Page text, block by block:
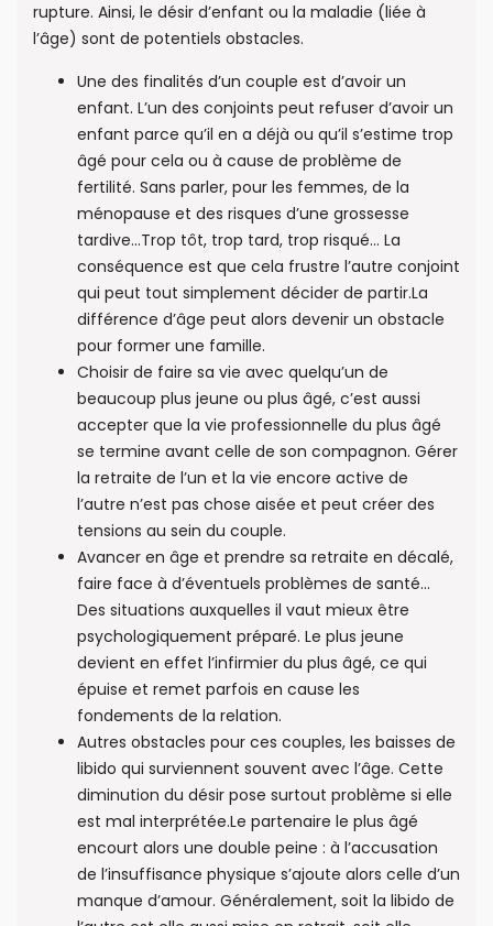
rupture. Ainsi, le désir d’enfant ou la maladie (liée à
l’âge) sont de potentiels obstacles.
Une des finalités d’un couple est d’avoir un
enfant. L’un des conjoints peut refuser d’avoir un
enfant parce qu’il en a déjà ou qu’il s’estime trop
âgé pour cela ou à cause de problème de
fertilité. Sans parler, pour les femmes, de la
ménopause et des risques d’une grossesse
tardive…Trop tôt, trop tard, trop risqué… La
conséquence est que cela frustre l’autre conjoint
qui peut tout simplement décider de partir.La
différence d’âge peut alors devenir un obstacle
pour former une famille.
Choisir de faire sa vie avec quelqu’un de
beaucoup plus jeune ou plus âgé, c’est aussi
accepter que la vie professionnelle du plus âgé
se termine avant celle de son compagnon. Gérer
la retraite de l’un et la vie encore active de
l’autre n’est pas chose aisée et peut créer des
tensions au sein du couple.
Avancer en âge et prendre sa retraite en décalé,
faire face à d’éventuels problèmes de santé…
Des situations auxquelles il vaut mieux être
psychologiquement préparé. Le plus jeune
devient en effet l’infirmier du plus âgé, ce qui
épuise et remet parfois en cause les
fondements de la relation.
Autres obstacles pour ces couples, les baisses de
libido qui surviennent souvent avec l’âge. Cette
diminution du désir pose surtout problème si elle
est mal interprétée.Le partenaire le plus âgé
encourt alors une double peine : à l’accusation
de l’insuffisance physique s’ajoute alors celle d’un
manque d’amour. Généralement, soit la libido de